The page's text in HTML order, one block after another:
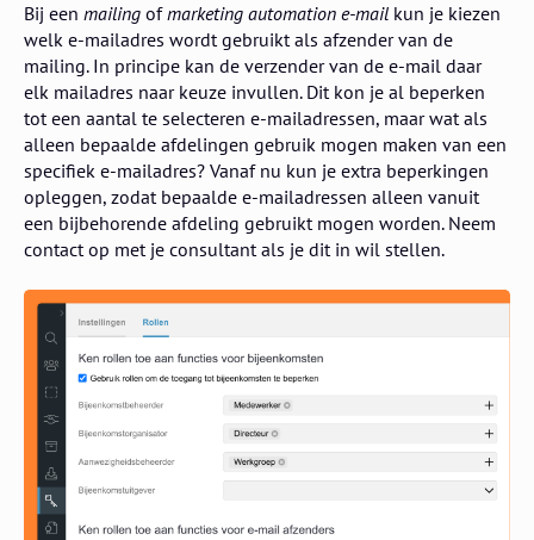
Bij een mailing ofmarketing automation e-mail kun je kiezen
welk e-mailadres wordt gebruikt als afzender van de
mailing. In principe kan de verzender van de e-mail daar
elk mailadres naar keuze invullen. Dit kon je al beperken
tot een aantal te selecteren e-mailadressen, maar wat als
alleen bepaalde afdelingen gebruik mogen maken van een
specifiek e-mailadres? Vanaf nu kun je extra beperkingen
opleggen, zodat bepaalde e-mailadressen alleen vanuit
een bijbehorende afdeling gebruikt mogen worden. Neem
contact op met je consultant als je dit in wil stellen.